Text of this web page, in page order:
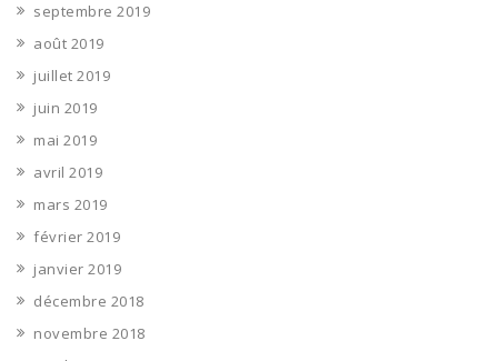
septembre 2019
août 2019
juillet 2019
juin 2019
mai 2019
avril 2019
mars 2019
février 2019
janvier 2019
décembre 2018
novembre 2018